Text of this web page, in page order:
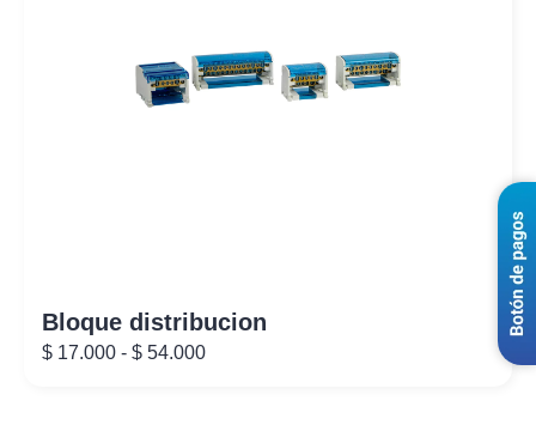
Bloque distribucion
$ 17.000 - $ 54.000